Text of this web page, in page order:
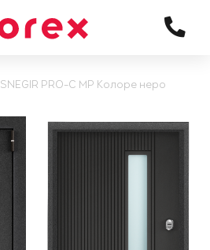
SNEGIR PRO-C MP Колоре неро